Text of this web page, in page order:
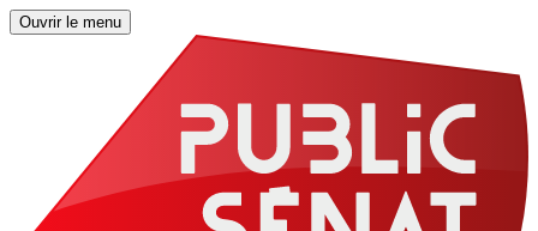
Ouvrir le menu